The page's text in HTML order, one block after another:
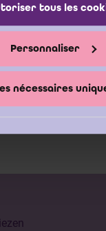
tous les
Personnaliser
nécessaires
kunnen op elk moment
van het ICCI:
in de juridische
ze te ontdekken of